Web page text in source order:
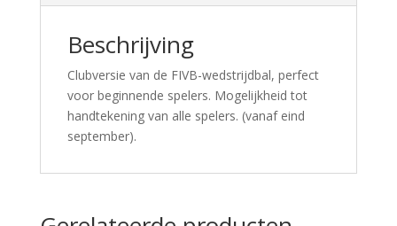
Beschrijving
Clubversie van de FIVB-wedstrijdbal, perfect
voor beginnende spelers. Mogelijkheid tot
handtekening van alle spelers. (vanaf eind
september).